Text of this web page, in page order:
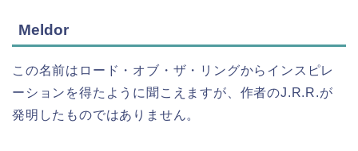
Meldor
この名前はロード・オブ・ザ・リングからインスピレ
ーションを得たように聞こえますが、作者のJ.R.R.が
発明したものではありません。